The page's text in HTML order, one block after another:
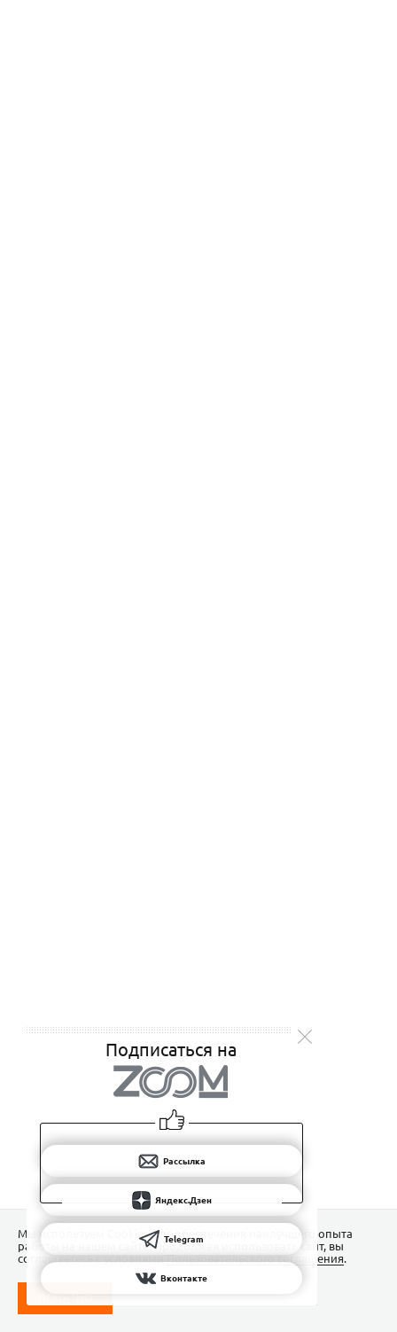
Подписаться на
Рассылка
Яндекс.Дзен
Telegram
Вконтакте
Мы используем Сookies для обеспечения наилучшего опыта
работы на нашем сайте. Продолжая использовать сайт, вы
соглашаетесь с условиямиПользовательского соглашения.
ПОНЯТНО